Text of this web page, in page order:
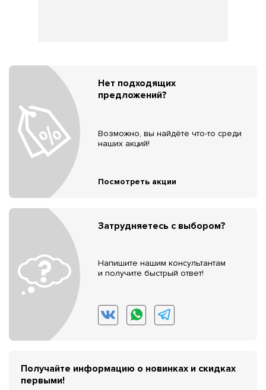
Нет подходящих
предложений?
Возможно, вы найдёте что-то среди
наших акций!
Посмотреть акции
Затрудняетесь с выбором?
Напишите нашим консультантам
и получите быстрый ответ!
Получайте информацию о новинках и скидках
первыми!